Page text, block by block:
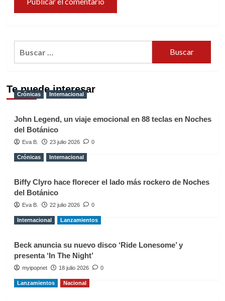
Te puede interesar
Crónicas Internacional
John Legend, un viaje emocional en 88 teclas en Noches
del Botánico
Eva B. 23 julio 2026 0
Crónicas Internacional
Biffy Clyro hace florecer el lado más rockero de Noches
del Botánico
Eva B. 22 julio 2026 0
Internacional Lanzamientos
Beck anuncia su nuevo disco ‘Ride Lonesome’ y
presenta ‘In The Night’
myipopnet 18 julio 2026 0
Lanzamientos Nacional